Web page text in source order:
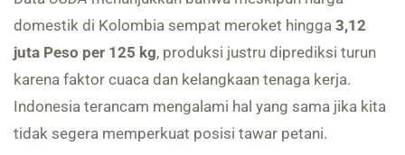
domestik di Kolombia sempat meroket hingga 3,12
juta Peso per 125 kg, produksi justru diprediksi turun
karena faktor cuaca dan kelangkaan tenaga kerja.
Indonesia terancam mengalami hal yang sama jika kita
tidak segera memperkuat posisi tawar petani.